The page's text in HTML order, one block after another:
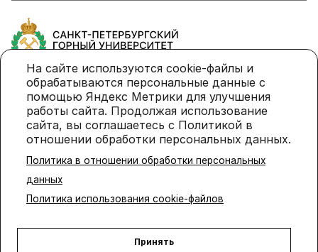
На сайте используются cookie-файлы и
обрабатываются персональные данные с
помощью Яндекс Метрики для улучшения
работы сайта. Продолжая использование
сайта, вы соглашаетесь с Политикой в
отношении обработки персональных данных.
Политика в отношении обработки персональных
данных
Политика использования cookie-файлов
Принять
Политика в отношении обработки персональных
данных
Политика использования cookie-файлов
императрицы Екатерины II